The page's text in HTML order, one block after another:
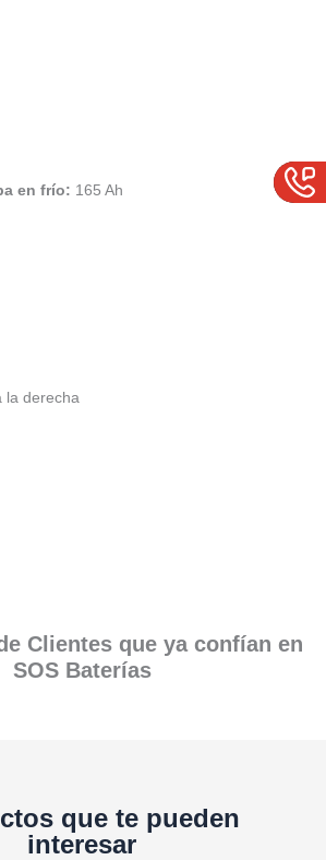
en frío: 165 Ah
la derecha
Clientes que ya confían en
SOS Baterías
que te pueden
interesar